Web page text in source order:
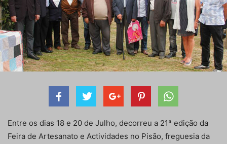
Entre os dias 18 e 20 de Julho, decorreu a 21ª edição da
Feira de Artesanato e Actividades no Pisão, freguesia da